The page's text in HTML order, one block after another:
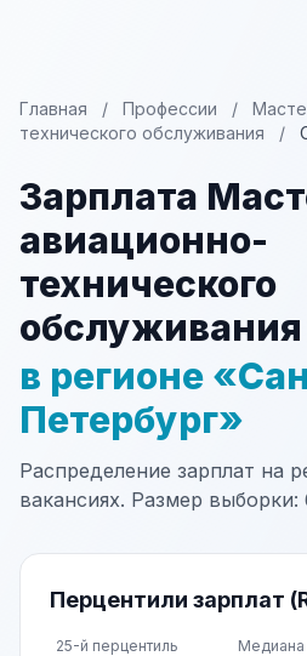
Главная / Профессии /
технического обслуживания
/
Зарплата
авиационно-
технического
обслуживания
в регионе
Петербург»
Распределение зарплат на
вакансиях. Размер выборки:
Перцентили зарплат
25-й перцентиль Медиана